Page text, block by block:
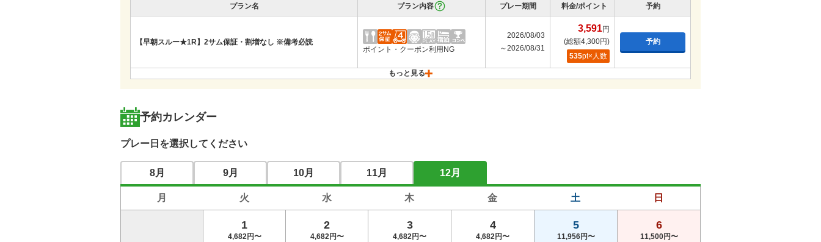
＊BBQスペース
＊キッズパーク・キッズルーム・授乳室
プラン名 プラン内容 プレー期間 料金/ポイント 予約
【早朝スルー★1R】2サム保証・割増なし ※備考必読
ポイント・クーポン利用NG
2026/08/03
～2026/08/31
3,591円
(総額4,300円)
535pt×人数
予約
3,955円
＜早遅限定＞平日３B以上限定プラン★昼食付
平日４B限定プラン★昼食付
3,955円
(総額4,700円)
539pt×人数
予約
3,955円
もっと見る
予約カレンダー
プレー日を選択してください
8月 9月 10月 11月 12月
月 火 水 木 金 土 日
1
4,682円〜
2
4,682円〜
3
4,682円〜
4
4,682円〜
5
11,956円〜
6
11,500円〜